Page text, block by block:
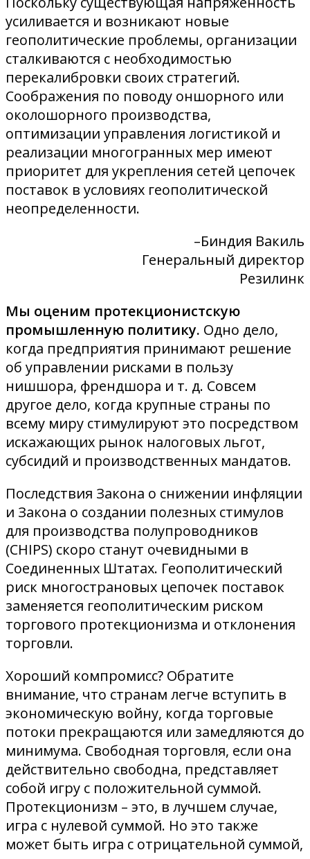
усиливается и возникают новые
геополитические проблемы, организации
сталкиваются с необходимостью
перекалибровки своих стратегий.
Соображения по поводу оншорного или
околошорного производства,
оптимизации управления логистикой и
реализации многогранных мер имеют
приоритет для укрепления сетей цепочек
поставок в условиях геополитической
неопределенности.
–Биндия Вакиль
Генеральный директор
Резилинк
Мы оценим протекционистскую
промышленную политику. Одно дело,
когда предприятия принимают решение
об управлении рисками в пользу
нишшора, френдшора и т. д. Совсем
другое дело, когда крупные страны по
всему миру стимулируют это посредством
искажающих рынок налоговых льгот,
субсидий и производственных мандатов.
Последствия Закона о снижении инфляции
и Закона о создании полезных стимулов
для производства полупроводников
(CHIPS) скоро станут очевидными в
Соединенных Штатах. Геополитический
риск многострановых цепочек поставок
заменяется геополитическим риском
торгового протекционизма и отклонения
торговли.
Хороший компромисс? Обратите
внимание, что странам легче вступить в
экономическую войну, когда торговые
потоки прекращаются или замедляются до
минимума. Свободная торговля, если она
действительно свободна, представляет
собой игру с положительной суммой.
Протекционизм – это, в лучшем случае,
игра с нулевой суммой. Но это также
может быть игра с отрицательной суммой,